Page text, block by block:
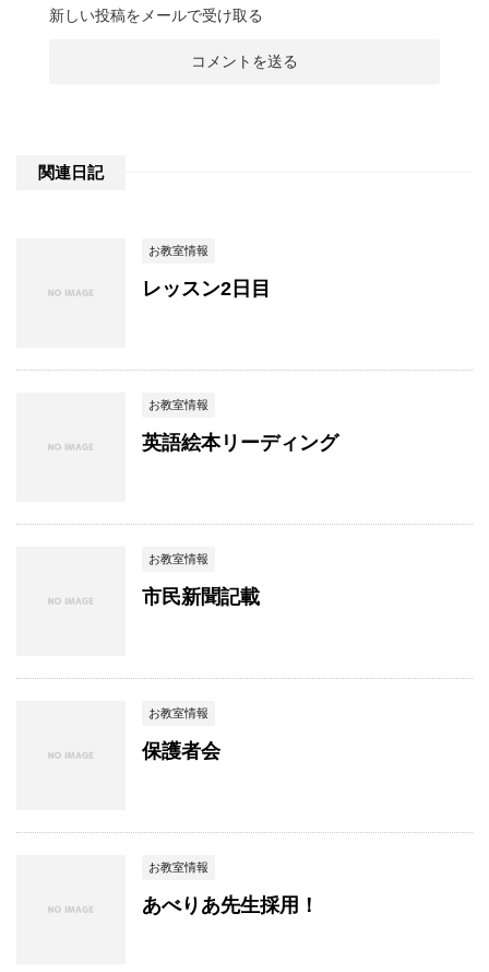
新しい投稿をメールで受け取る
関連日記
お教室情報
レッスン2日目
お教室情報
英語絵本リーディング
お教室情報
市民新聞記載
お教室情報
保護者会
お教室情報
あべりあ先生採用！